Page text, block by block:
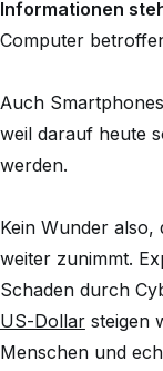
Informationen
Computer
Auch
weil darauf heute
werden.
Kein Wunder also,
weiter zunimmt.
Schaden durch
US-Dollarsteigen
Menschen und